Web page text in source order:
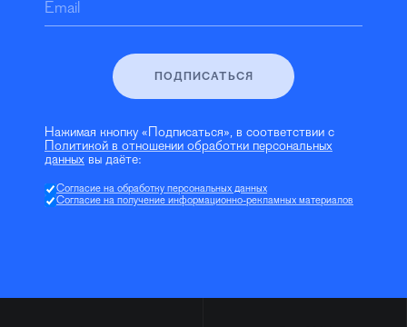
Email
ПОДПИСАТЬСЯ
Нажимая кнопку «Подписаться», в соответствии с
Политикой в отношении обработки персональных
данных вы даёте:
Согласие на обработку персональных данных
Согласие на получение информационно-рекламных материалов